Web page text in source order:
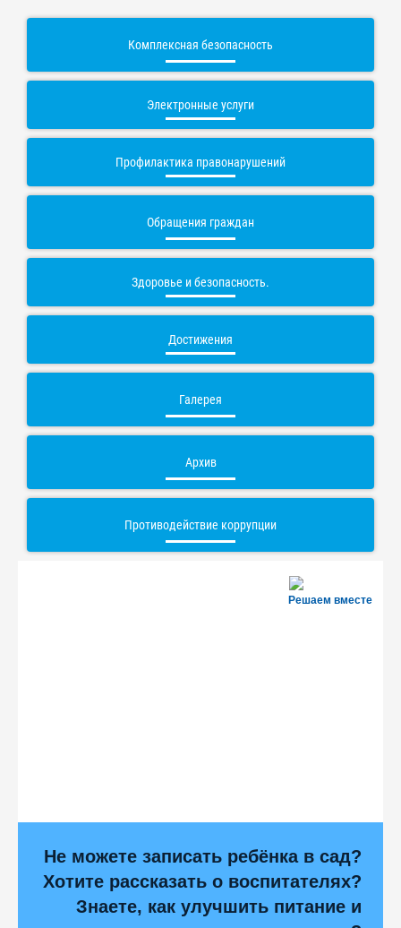
Комплексная безопасность
Электронные услуги
Профилактика правонарушений
Обращения граждан
Здоровье и безопасность.
Достижения
Галерея
Архив
Противодействие коррупции
Решаем вместе
Не можете записать ребёнка в сад?
Хотите рассказать о воспитателях?
Знаете, как улучшить питание и